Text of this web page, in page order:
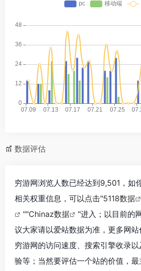
数据评估
穷游网浏览人数已经达到9,501，如
相关权重信息，可以点击"5118数据
""Chinaz数据
"进入；以目前的
议大家请以爱站数据为准，更多网站
穷游网的访问速度、搜索引擎收录
验等；当然要评估一个站的价值，